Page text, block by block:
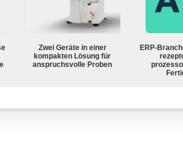
Zwei Geräte in einer
kompakten Lösung für
anspruchsvolle Proben
ERP-